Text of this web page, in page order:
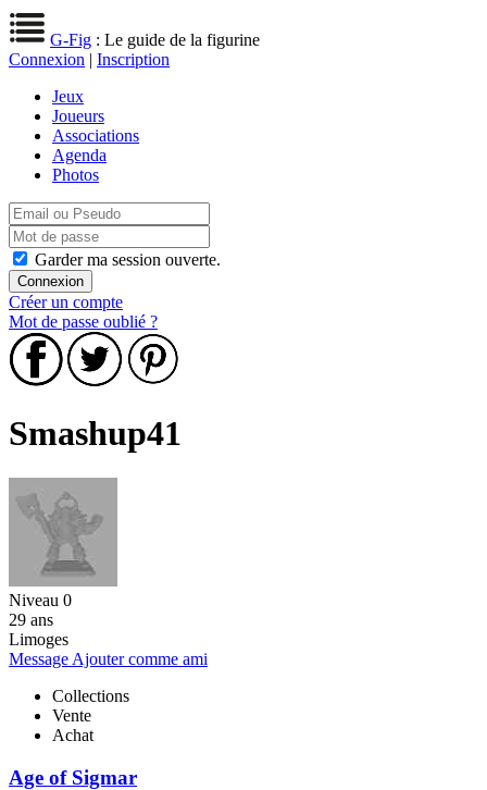
G-Fig : Le guide de la figurine
Connexion | Inscription
Jeux
Joueurs
Associations
Agenda
Photos
Garder ma session ouverte.
Créer un compte
Mot de passe oublié ?
Smashup41
Niveau 0
29 ans
Limoges
Message Ajouter comme ami
Collections
Vente
Achat
Age of Sigmar